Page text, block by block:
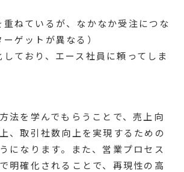
重ねているが、なかなか受注につな
ゲットが異なる）
ており、エース社員に頼ってしま
法を学んでもらうことで、売上向
、取引社数向上を実現するための
になります。また、営業プロセス
明確化されることで、再現性の高